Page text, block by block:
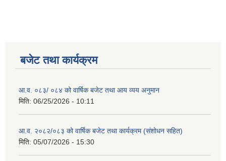
बजेट तथा कार्यक्रम
आ.व. ०८३/ ०८४ को वार्षिक बजेट तथा आय व्यय अनुमान
मिति: 06/25/2026 - 10:11
आ.व. २०८२/०८३ को वार्षिक बजेट तथा कार्यक्रम (संशोधन सहित)
मिति: 05/07/2026 - 15:30